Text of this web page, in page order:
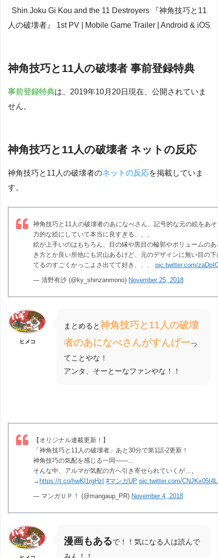
Shin Joku Gi Kou and the 11 Destroyers 『神角技巧と11
人の破壊者』 1st PV | Mobile Game Trailer | Android & iOS
神角技巧と11人の破壊者 事前登録特典
事前登録特典は、2019年10月20日現在、公開されていま
せん。
神角技巧と11人の破壊者 ネットの反応
神角技巧と11人の破壊者のネットの反応を掲載していま
す。
神角技巧と11人の破壊者のあになべさん、記号的な元の絵をあ
力的な絵にしていて本当に良すぎる、、、
絵が上手いのはもちろん、目の縁や黒目の輪郭やボリュームの
き方とか良い所他にも沢山あるけど、元のデザインに無い目の
てるのすごくかっこよさ出てて好き、、、 pic.twitter.com/
— 清野有沙 (@ky_shinzanmono) November 25, 2018
ヒメコ
まとめると神角技巧と11人の破壊
者のあになべさんがすんげーっ
てことやな！
アンタ、そーとーなファンやな！！
【オリジナル連載更新！】
「神角技巧と11人の破壊者」あと30分で第1話-2更新！
神角技巧の気配を感じる一同――…
そんな中、アルマが気配の方へ引き寄せられていくが…。
→ https://t.co/hwKl1rgHzI #マンガUP pic.twitter.com/CNJKx05t4L
— マンガＵＰ！ (@mangaup_PR) November 4, 2018
漫画もあるで！！気になる人は読んで
みん！！